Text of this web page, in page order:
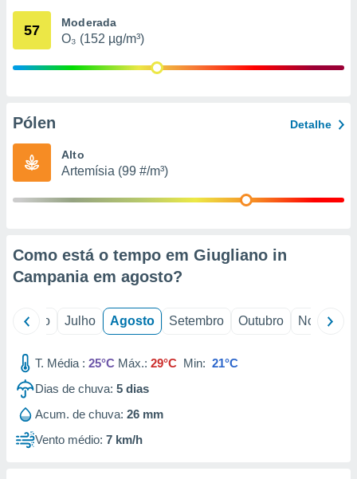
através
estudos
1199
57 Moderada
O₃ (152 µg/m³)
Pólen Detalhe
Alto
Artemísia (99 #/m³)
Como está o tempo em Giugliano in
Campania em agosto?
Junho Julho Agosto Setembro Outubro Novembro
T. Média : 25°C Máx.: 29°C Min: 21°C
Dias de chuva: 5 dias
Acum. de chuva: 26 mm
Vento médio: 7 km/h